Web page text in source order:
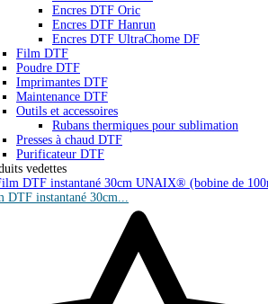
Encres DTF Oric
Encres DTF Hanrun
Encres DTF UltraChome DF
Film DTF
Poudre DTF
Imprimantes DTF
Maintenance DTF
Outils et accessoires
Rubans thermiques pour sublimation
Presses à chaud DTF
Purificateur DTF
vedettes
DTF instantané 30cm...